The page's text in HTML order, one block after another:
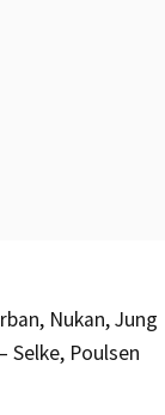
Nukan, Jung
Selke, Poulsen